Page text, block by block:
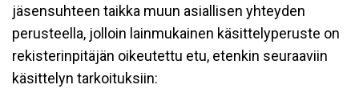
jäsensuhteen taikka muun asiallisen yhteyden
perusteella, jolloin lainmukainen käsittelyperuste on
rekisterinpitäjän oikeutettu etu, etenkin seuraaviin
käsittelyn tarkoituksiin: